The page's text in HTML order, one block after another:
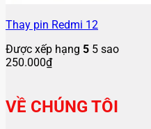
Thay pin Redmi 12
Được xếp hạng 5 5 sao
250.000₫
VỀ CHÚNG TÔI